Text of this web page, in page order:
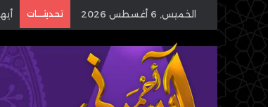
الخميس, 6 أغسطس 2026 تحديثـــات